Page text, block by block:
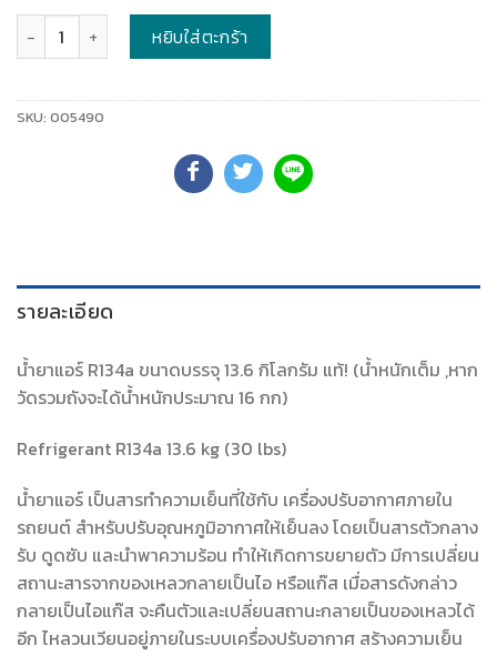
หยิบใส่ตะกร้า
SKU: 005490
รายละเอียด
น้ำยาแอร์ R134a ขนาดบรรจุ 13.6 กิโลกรัม แท้! (น้ำหนักเต็ม ,หาก
วัดรวมถังจะได้น้ำหนักประมาณ 16 กก)
Refrigerant R134a 13.6 kg (30 lbs)
น้ำยาแอร์ เป็นสารทำความเย็นที่ใช้กับ เครื่องปรับอากาศภายใน
รถยนต์ สำหรับปรับอุณหภูมิอากาศให้เย็นลง โดยเป็นสารตัวกลาง
รับ ดูดซับ และนำพาความร้อน ทำให้เกิดการขยายตัว มีการเปลี่ยน
สถานะสารจากของเหลวกลายเป็นไอ หรือแก๊ส เมื่อสารดังกล่าว
กลายเป็นไอแก๊ส จะคืนตัวและเปลี่ยนสถานะกลายเป็นของเหลวได้
อีก ไหลวนเวียนอยู่ภายในระบบเครื่องปรับอากาศ สร้างความเย็น